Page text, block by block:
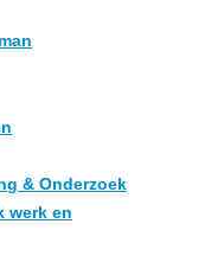
& Onderzoek
werk en